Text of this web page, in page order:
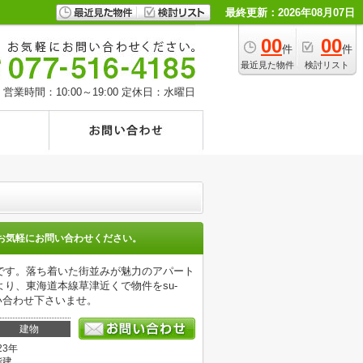
最終更新：2026年08月07日
00件
最近見た物件
00件
検討リスト
営業時間：10:00～19:00 定休日：水曜日
気軽にお問い合わせください。
。落ち着いた街並みが魅力のアパート
、東海道本線草津近くで物件をsu-
わせ下さいませ。
建物
年